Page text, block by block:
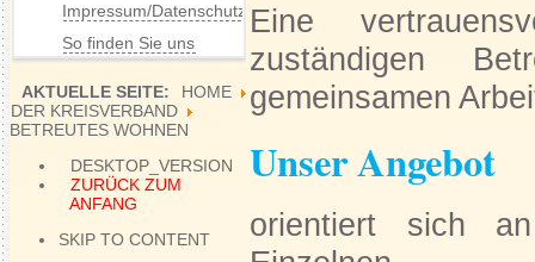
Eine
zuständigen
gemeinsamen
Unser Angebot
orientiert sich
Impressum/Datenschutz
So finden Sie uns
AKTUELLE SEITE:
HOME
DER KREISVERBAND
BETREUTES WOHNEN
DESKTOP_VERSION
ZURÜCK ZUM
ANFANG
SKIP TO CONTENT